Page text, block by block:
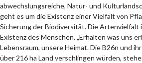
abwechslungsreiche, Natur- und
geht es um die Existenz einer Vielfalt von
Sicherung der Biodiversität. Die Artenvielfalt
Existenz des Menschen. „Erhalten was uns
Lebensraum, unsere Heimat. Die B26n und
über 216 ha Land verschlingen würden,